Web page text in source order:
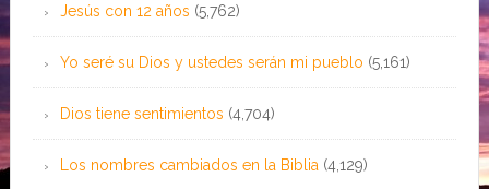
Jesús con 12 años (5,762)
Yo seré su Dios y ustedes serán mi pueblo (5,161)
Dios tiene sentimientos (4,704)
Los nombres cambiados en la Biblia (4,129)